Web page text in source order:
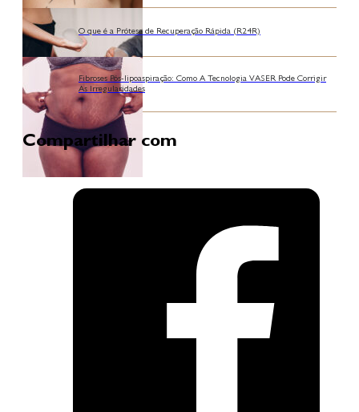
O que é a Prótese de Recuperação Rápida (R24R)
Fibroses Pós-lipoaspiração: Como A Tecnologia VASER Pode Corrigir
As Irregularidades
Compartilhar com